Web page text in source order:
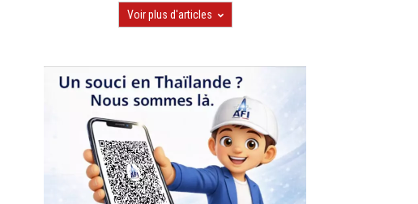
Voir plus d'articles